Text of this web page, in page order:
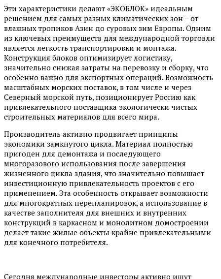
Эти характеристики делают «ЭКОБЛОК» идеальным
решением для самых разных климатических зон – от
влажных тропиков Азии до суровых зим Европы. Одним
из ключевых преимуществ для международной торговли
является легкость транспортировки и монтажа.
Конструкция блоков оптимизирует логистику,
значительно снижая затраты на перевозку и сборку, что
особенно важно для экспортных операций. Возможность
масштабных морских поставок, в том числе и через
Северный морской путь, позиционирует Россию как
привлекательного поставщика экологически чистых
строительных материалов для всего мира.
Производитель активно продвигает принципы
экономики замкнутого цикла. Материал полностью
пригоден для демонтажа и последующего
многоразового использования после завершения
жизненного цикла здания, что значительно повышает
инвестиционную привлекательность проектов с его
применением. Эта особенность открывает возможности
для многократных перепланировок, а использование в
качестве заполнителя для внешних и внутренних
конструкций в каркасном и монолитном домостроении
делает такие жилые объекты крайне привлекательными
для конечного потребителя.
Сегодня международные инвесторы активно ищут